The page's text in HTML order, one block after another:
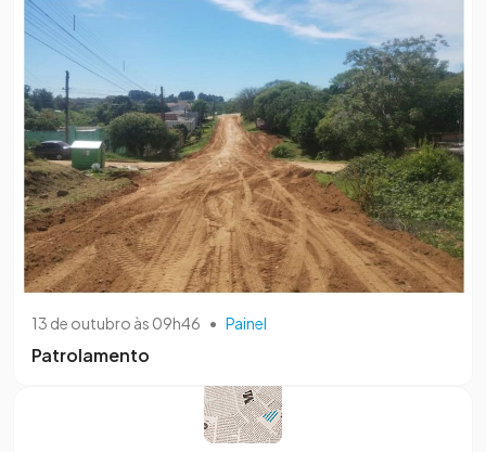
13 de outubro às 09h46 • Painel
Patrolamento